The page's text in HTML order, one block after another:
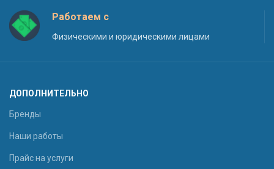
Работаем с
Физическими и юридическими лицами
ДОПОЛНИТЕЛЬНО
Бренды
Наши работы
Прайс на услуги